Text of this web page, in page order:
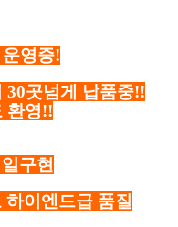
영중!
30곳넘게 납품중!!
환영!!
구현
이엔드급 품질